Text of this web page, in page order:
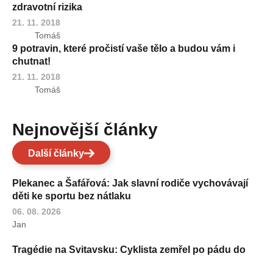
zdravotní rizika
21. 11. 2018
Tomáš
9 potravin, které pročistí vaše tělo a budou vám i
chutnat!
21. 11. 2018
Tomáš
Nejnovější články
Další články
Plekanec a Šafářová: Jak slavní rodiče vychovávají
děti ke sportu bez nátlaku
06. 08. 2026
Jan
Tragédie na Svitavsku: Cyklista zemřel po pádu do